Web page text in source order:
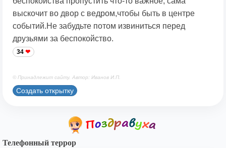
выскочит во двор с ведром,чтобы быть в центре
событий.Не забудьте потом извиниться перед
друзьями за беспокойство.
34
© Принадлежит сайту. Автор: Иванов И.П.
Создать открытку
Телефонный террор